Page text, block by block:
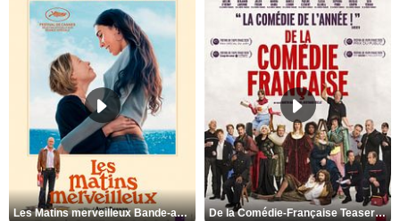
Les Matins merveilleux Bande-annonce VF De la Comédie-Française Teaser VF